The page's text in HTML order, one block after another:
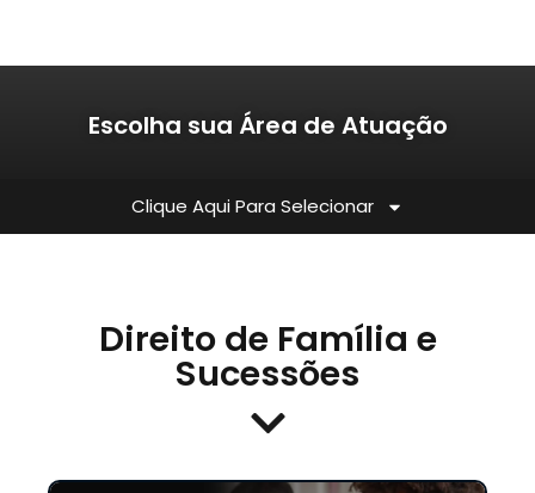
Escolha sua Área de Atuação
Clique Aqui Para Selecionar
Direito de Família e
Sucessões